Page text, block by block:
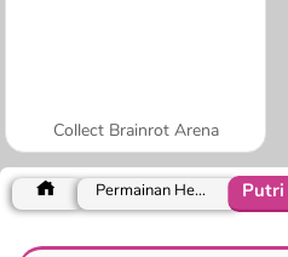
Collect Brainrot Arena
Permainan Hewan